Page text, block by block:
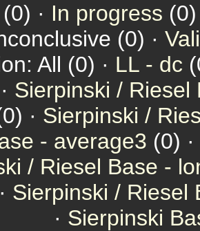
(0) · In progress
(0) ·
All (0) · LL - dc
Sierpinski / Riesel
· Sierpinski /
- average3 (0) ·
/ Riesel Base -
Sierpinski / Riesel
· Sierpinski